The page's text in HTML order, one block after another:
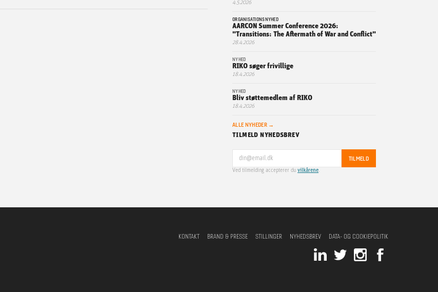
4.5.2026
ORGANISATIONSNYHED
AARCON Summer Conference 2026:
"Transitions: The Aftermath of War and Conflict"
28.4.2026
NYHED
RIKO søger frivillige
18.4.2026
NYHED
Bliv støttemedlem af RIKO
18.4.2026
ALLE NYHEDER →
TILMELD NYHEDSBREV
TILMELD
Ved tilmelding accepterer du vilkårene.
KONTAKT BRAND & PRESSE STILLINGER NYHEDSBREV DATA- OG COOKIEPOLITIK